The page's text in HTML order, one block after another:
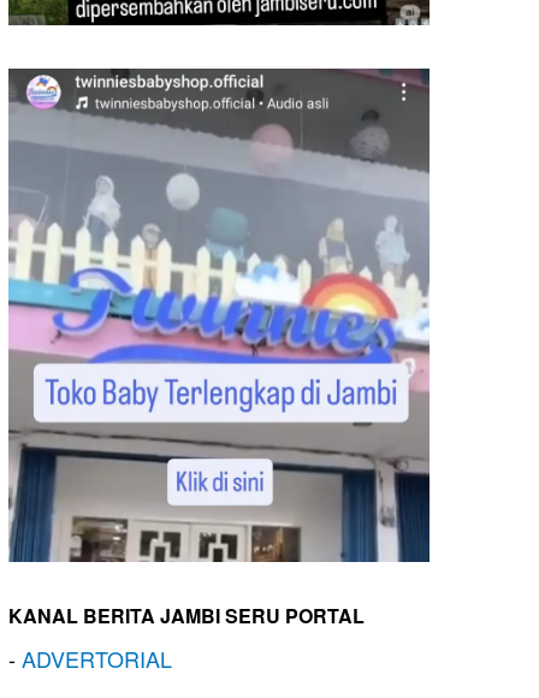
KANAL BERITA JAMBI SERU PORTAL
-ADVERTORIAL